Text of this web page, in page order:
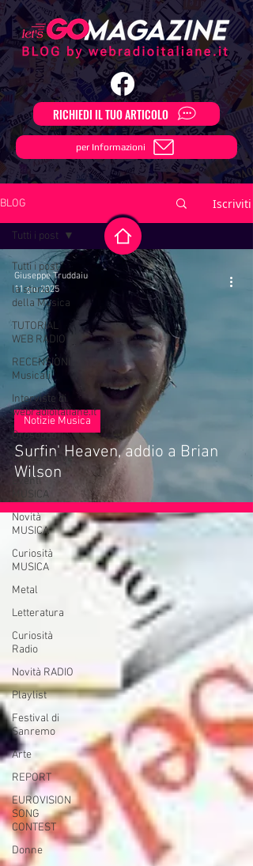
RICHIEDI IL TUO ARTICOLO
per Informazioni
BLOG Iscriviti
Tutti i post
la storia
della Musica
TUTORIAL
WEB RADIO
RECENSIONI
Musicali
Interviste di
webradioitaliane.it
Oroscopo
Concerti Live
Eventi
MUSICA
Novità
MUSICA
Curiosità
MUSICA
Metal
Letteratura
Curiosità
Radio
Novità RADIO
Playlist
Festival di
Sanremo
Arte
REPORT
EUROVISION
SONG
CONTEST
Donne
Tutti i post
Surfin' Heaven, addio a Brian
Wilson
Notizie Musica
Giuseppe Truddaiu
11 giu 2025